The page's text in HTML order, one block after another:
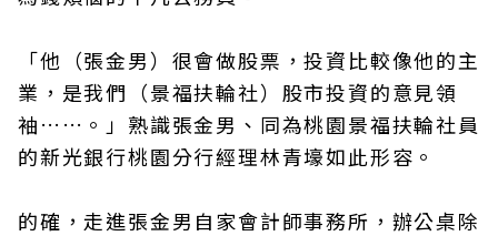
「他（張金男）很會做股票，投資比較像他的主
業，是我們（景福扶輪社）股市投資的意見領
袖……。」熟識張金男、同為桃園景福扶輪社員
的新光銀行桃園分行經理林青壕如此形容。
的確，走進張金男自家會計師事務所，辦公桌除